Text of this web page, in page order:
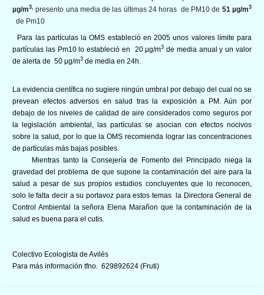
µg/m3, presento una media de las últimas 24 horas de PM10 de 51 µg/m3
de Pm10
Para las partículas la OMS estableció en 2005 unos valores límite para
partículas las Pm10 lo estableció en 20 μg/m3 de media anual y un valor
de alerta de 50 μg/m3 de media en 24h.
La evidencia científica no sugiere ningún umbral por debajo del cual no se
prevean efectos adversos en salud tras la exposición a PM. Aún por
debajo de los niveles de calidad de aire considerados como seguros por
la legislación ambiental, las partículas se asocian con efectos nocivos
sobre la salud, por lo que la OMS recomienda lograr las concentraciones
de partículas más bajas posibles.
Mientras tanto la Consejería de Fomento del Principado niega la
gravedad del problema de que supone la contaminación del aire para la
salud a pesar de sus propios estudios concluyentes que lo reconocen,
solo le falta decir a su portavoz para estos temas la Directora General de
Control Ambiental la señora Elena Marañon que la contaminación de la
salud es buena para el cutis.
Colectivo Ecologista de Avilés
Para más información tfno. 629892624 (Fruti)